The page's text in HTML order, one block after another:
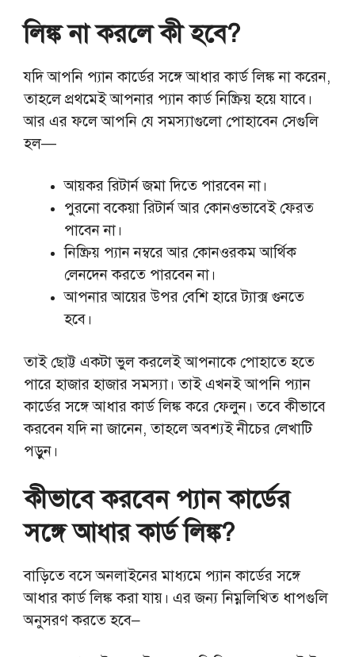
লিঙ্ক না করলে কী হবে?
যদি আপনি প্যান কার্ডের সঙ্গে আধার কার্ড লিঙ্ক না করেন,
তাহলে প্রথমেই আপনার প্যান কার্ড নিষ্ক্রিয় হয়ে যাবে।
আর এর ফলে আপনি যে সমস্যাগুলো পোহাবেন সেগুলি
হল—
আয়কর রিটার্ন জমা দিতে পারবেন না।
পুরনো বকেয়া রিটার্ন আর কোনওভাবেই ফেরত
পাবেন না।
নিষ্ক্রিয় প্যান নম্বরে আর কোনওরকম আর্থিক
লেনদেন করতে পারবেন না।
আপনার আয়ের উপর বেশি হারে ট্যাক্স গুনতে
হবে।
তাই ছোট্ট একটা ভুল করলেই আপনাকে পোহাতে হতে
পারে হাজার হাজার সমস্যা। তাই এখনই আপনি প্যান
কার্ডের সঙ্গে আধার কার্ড লিঙ্ক করে ফেলুন। তবে কীভাবে
করবেন যদি না জানেন, তাহলে অবশ্যই নীচের লেখাটি
পড়ুন।
কীভাবে করবেন প্যান কার্ডের
সঙ্গে আধার কার্ড লিঙ্ক?
বাড়িতে বসে অনলাইনের মাধ্যমে প্যান কার্ডের সঙ্গে
আধার কার্ড লিঙ্ক করা যায়। এর জন্য নিম্নলিখিত ধাপগুলি
অনুসরণ করতে হবে–